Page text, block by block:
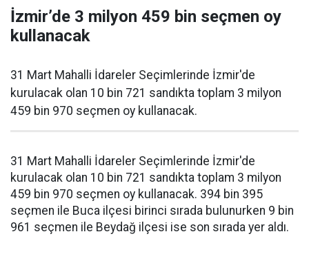
İzmir’de 3 milyon 459 bin seçmen oy
kullanacak
31 Mart Mahalli İdareler Seçimlerinde İzmir'de
kurulacak olan 10 bin 721 sandıkta toplam 3 milyon
459 bin 970 seçmen oy kullanacak.
31 Mart Mahalli İdareler Seçimlerinde İzmir'de
kurulacak olan 10 bin 721 sandıkta toplam 3 milyon
459 bin 970 seçmen oy kullanacak. 394 bin 395
seçmen ile Buca ilçesi birinci sırada bulunurken 9 bin
961 seçmen ile Beydağ ilçesi ise son sırada yer aldı.